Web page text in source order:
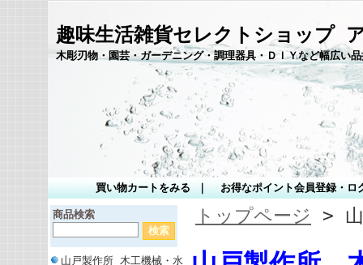
趣味生活雑貨セレクトショップ
木彫刃物・園芸・ガーデニング・調理器具・ＤＩＹなど幅広い
買い物カートをみる お得なポイント会員登録・ロ
商品検索
山戸製作所 木工機械・水
トップページ > 山